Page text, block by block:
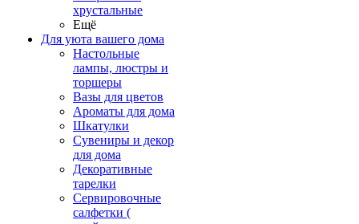
хрустальные
Ещё
Для уюта вашего дома
Настольные
лампы, люстры и
торшеры
Вазы для цветов
Ароматы для дома
Шкатулки
Сувениры и декор
для дома
Декоративные
тарелки
Сервировочные
салфетки (